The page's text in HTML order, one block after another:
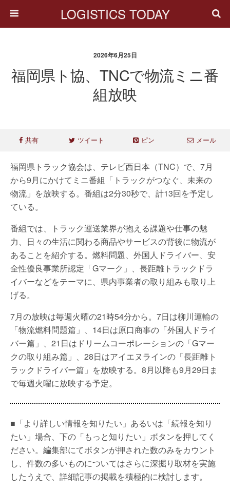
LOGISTICS TODAY
2026年6月25日
福岡県ト協、TNCで物流ミニ番
組放映
共有 ツイート ピン メール
福岡県トラック協会は、テレビ西日本（TNC）で、7月
から9月にかけてミニ番組「トラックがつなぐ、未来の
物流」を放映する。番組は2分30秒で、計13回を予定し
ている。
番組では、トラック運送業界が抱える課題や仕事の魅
力、日々の生活に関わる商品やサービスの背後に物流が
あることを紹介する。燃料問題、外国人ドライバー、安
全性優良事業所認定「Gマーク」、長距離トラックドラ
イバーなどをテーマに、県内事業者の取り組みも取り上
げる。
7月の放映は毎週火曜の21時54分から。7日は柳川運輸の
「物流燃料問題篇」、14日は原口商事の「外国人ドライ
バー篇」、21日はドリームコーポレーションの「Gマー
クの取り組み篇」、28日はアイエヌラインの「長距離ト
ラックドライバー篇」を放映する。8月以降も9月29日ま
で毎週火曜に放映する予定。
■「より詳しい情報を知りたい」あるいは「続報を知り
たい」場合、下の「もっと知りたい」ボタンを押してく
ださい。編集部にてボタンが押された数のみをカウント
し、件数の多いものについてはさらに深掘り取材を実施
したうえで、詳細記事の掲載を積極的に検討します。